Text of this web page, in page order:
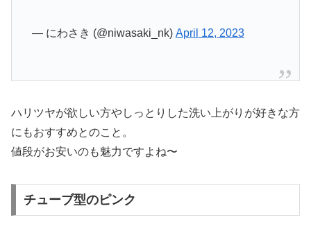
— にわさき (@niwasaki_nk) April 12, 2023
ハリツヤが欲しい方やしっとりした洗い上がりが好きな方
にもおすすめとのこと。
値段がお安いのも魅力ですよね〜
チューブ型のピンク